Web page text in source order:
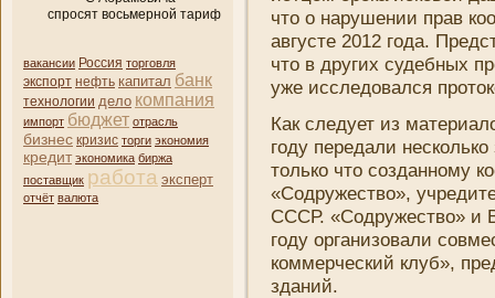
спросят восьмерной тариф
вакансии Россия торговля
экспорт нефть капитал банк
технологии дело компани­я
импорт бюджет отрасль
бизнес кризис торги экономия
кредит экономика биржа
поставщик работа эксперт
отчёт валюта
что о нарушени­и прав
августе 2012 года.
что в других судебных
уже исследовался
Как следует из
году передали
только что созданному
«Содружество»,
СССР. «Содружество» и
году органи­зовали
коммерческий клуб»,
здани­й.